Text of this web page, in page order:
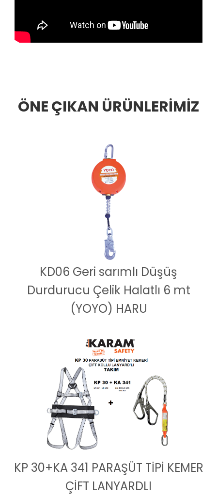
ÖNE ÇIKAN ÜRÜNLERİMİZ
KD06 Geri sarımlı Düşüş
Durdurucu Çelik Halatlı 6 mt
(YOYO) HARU
KP 30+KA 341 PARAŞÜT TİPİ KEMER
ÇİFT LANYARDLI